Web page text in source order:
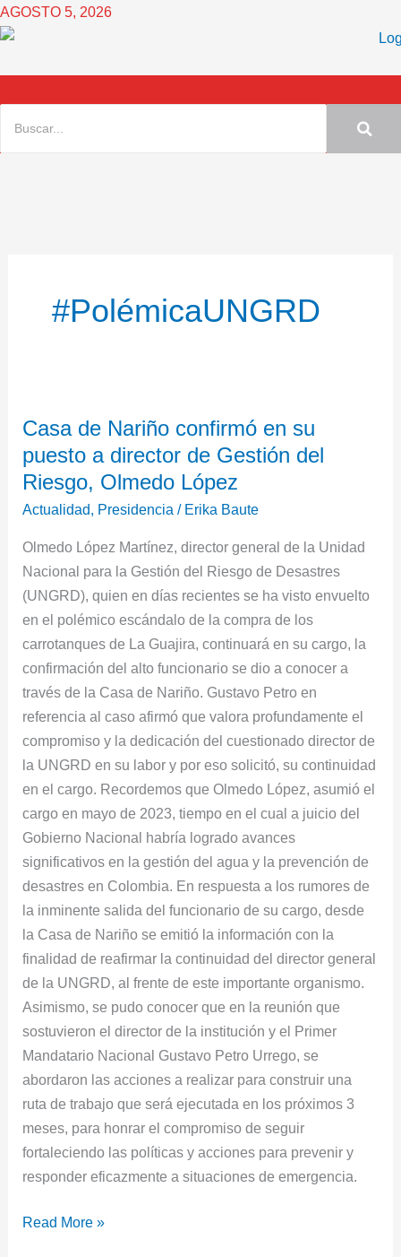
Ir
al
AGOSTO 5, 2026
#PolémicaUNGRD
Casa de Nariño confirmó en su
puesto a director de Gestión del
Riesgo, Olmedo López
Actualidad, Presidencia / Erika Baute
Olmedo López Martínez, director general de la Unidad
Nacional para la Gestión del Riesgo de Desastres
(UNGRD), quien en días recientes se ha visto envuelto
en el polémico escándalo de la compra de los
carrotanques de La Guajira, continuará en su cargo, la
confirmación del alto funcionario se dio a conocer a
través de la Casa de Nariño. Gustavo Petro en
referencia al caso afirmó que valora profundamente el
compromiso y la dedicación del cuestionado director de
la UNGRD en su labor y por eso solicitó, su continuidad
en el cargo. Recordemos que Olmedo López, asumió el
cargo en mayo de 2023, tiempo en el cual a juicio del
Gobierno Nacional habría logrado avances
significativos en la gestión del agua y la prevención de
desastres en Colombia. En respuesta a los rumores de
la inminente salida del funcionario de su cargo, desde
la Casa de Nariño se emitió la información con la
finalidad de reafirmar la continuidad del director general
de la UNGRD, al frente de este importante organismo.
Asimismo, se pudo conocer que en la reunión que
sostuvieron el director de la institución y el Primer
Mandatario Nacional Gustavo Petro Urrego, se
abordaron las acciones a realizar para construir una
ruta de trabajo que será ejecutada en los próximos 3
meses, para honrar el compromiso de seguir
fortaleciendo las políticas y acciones para prevenir y
responder eficazmente a situaciones de emergencia.
de
Nariño
confirmó
en
puesto
a
director
de
Gestión
del
Riesgo,
Olmedo
López
Read More »